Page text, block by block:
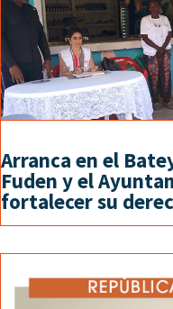
Arranca en el
Fuden y el
fortalecer su